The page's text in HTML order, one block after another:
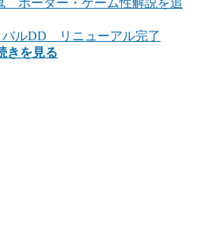
ルDD リニューアル完了
きを見る